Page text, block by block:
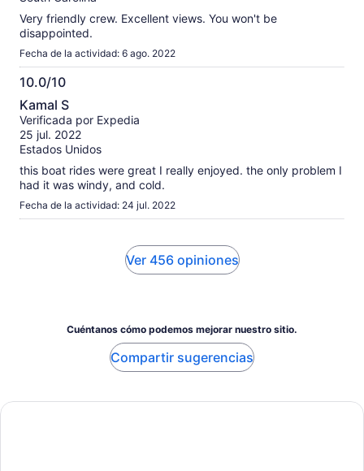
Very friendly crew. Excellent views. You won't be
disappointed.
Fecha de la actividad: 6 ago. 2022
10.0/10
10.0
de
10
Kamal S
Verificada por Expedia
25 jul. 2022
Estados Unidos
this boat rides were great I really enjoyed. the only problem I
had it was windy, and cold.
Fecha de la actividad: 24 jul. 2022
Ver 456 opiniones
Cuéntanos cómo podemos mejorar nuestro sitio.
Compartir sugerencias